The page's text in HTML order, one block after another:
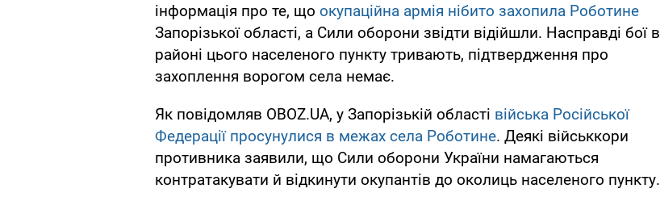
інформація про те, що окупаційна армія нібито захопила Роботине
Запорізької області, а Сили оборони звідти відійшли. Насправді бої в
районі цього населеного пункту тривають, підтвердження про
захоплення ворогом села немає.
Як повідомляв OBOZ.UA, у Запорізькій області війська Російської
Федерації просунулися в межах села Роботине. Деякі військкори
противника заявили, що Сили оборони України намагаються
контратакувати й відкинути окупантів до околиць населеного пункту.